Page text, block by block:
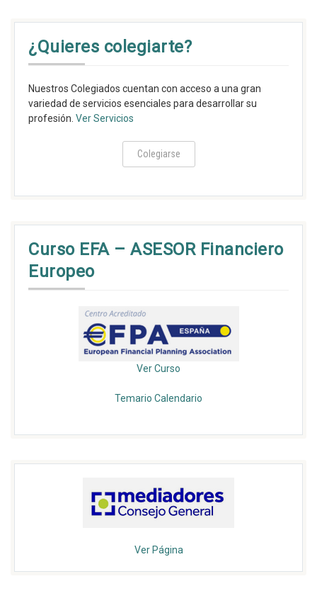
¿Quieres colegiarte?
Nuestros Colegiados cuentan con acceso a una gran
variedad de servicios esenciales para desarrollar su
profesión. Ver Servicios
Colegiarse
Curso EFA – ASESOR Financiero
Europeo
Ver Curso
Temario Calendario
Ver Página